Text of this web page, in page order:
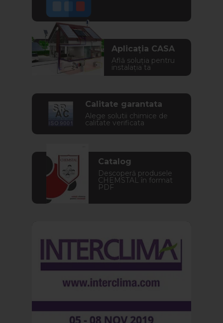
Aplicația CASA
Află soluția pentru
instalația ta
Calitate garantata
Alege solutii chimice de
calitate verificata
Catalog
Descoperă produsele
CHEMSTAL în format
PDF